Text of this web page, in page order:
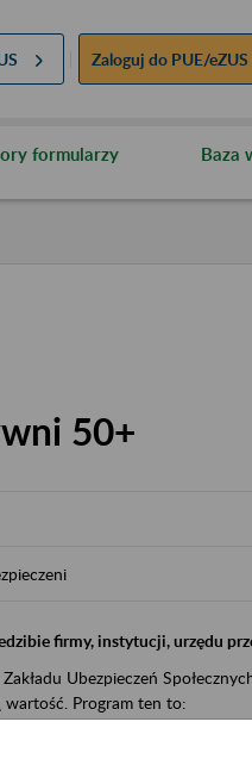
Zaloguj do PUE/eZUS
formularzy Baza
50+
firmy, instytucji, urzędu
Ubezpieczeń
wartość. Program ten to:
osób po